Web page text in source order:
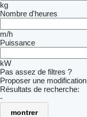
kg
Nombre d'heures
m/h
Puissance
kW
Pas assez de filtres ?
Proposer une modification
Résultats de recherche:
-
montrer